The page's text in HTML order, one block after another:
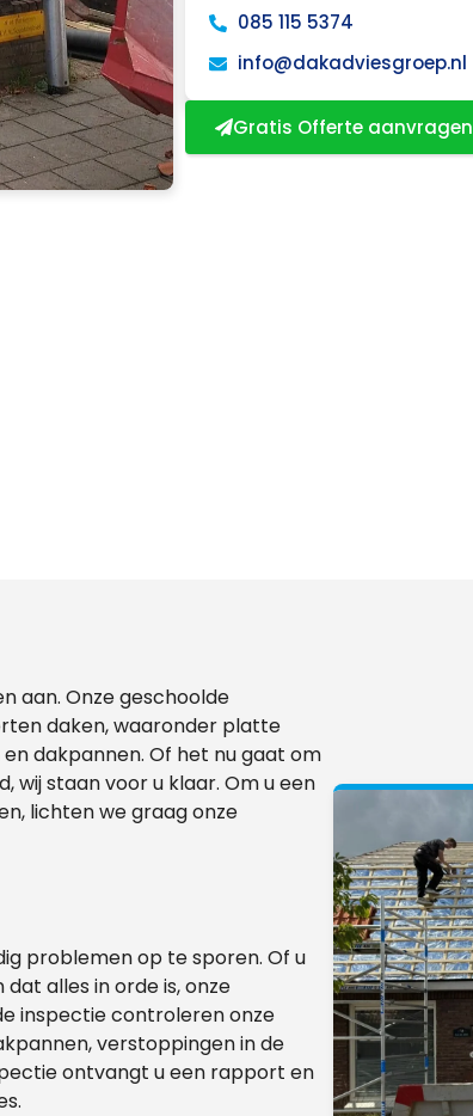
085 115 5374
info@dakadviesgroep.nl
Gratis Offerte aanvragen
aan. Onze geschoolde
daken, waaronder platte
dakpannen. Of het nu gaat om
wij staan voor u klaar. Om u een
lichten we graag onze
problemen op te sporen. Of u
alles in orde is, onze
inspectie controleren onze
verstoppingen in de
ontvangt u een rapport en